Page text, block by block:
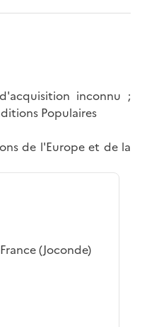
inconnu ;
Populaires
de l'Europe et de la
(Joconde)